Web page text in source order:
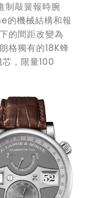
敲簧報時腕
的機械結構和報
的間距改變為
格獨有的18K蜂
，限量100